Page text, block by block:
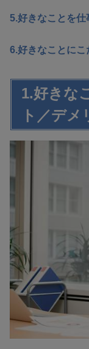
5.好きなことを
6.好きなことにこ
1.好きな
ト／デメ